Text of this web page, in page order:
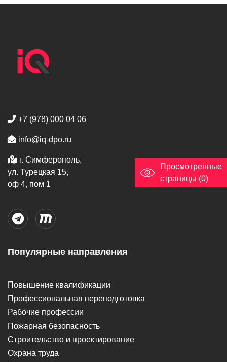
+7 (978) 000 04 06
info@iq-dpo.ru
г. Симферополь,
ул. Турецкая 15,
оф 4, пом 1
Популярные направления
Повышение квалификации
Профессиональная переподготовка
Рабочие профессии
Пожарная безопасность
Строительство и проектирование
Охрана труда
Просмотренные
страницы (0)